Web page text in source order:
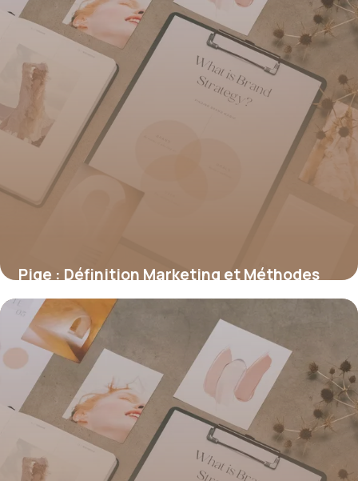
Pige : Définition Marketing et Méthodes
2026
21 juin 2026